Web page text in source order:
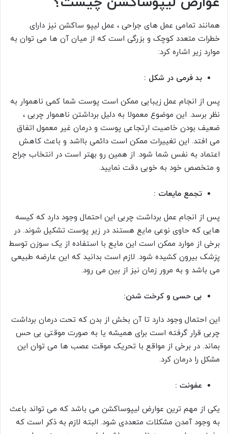
همانند تمامی عمل های جراحی ، عمل لیپو ساکشن نیز دارای
خطرات متعدد کوچک و بزرگی است که از میان آن ها می توان به
موارد زیر اشاره کرد:
بد فرمی در شکل :
پس از انجام عمل زیبایی ممکن است پوست شما کمی ناهموار به
نظر برسد. این موضوع معمولا به دلیل برداشتن ناهموار چربی ،
ضعیف بودن خاصیت ارتجاعی پوست و درمان غیر معمول اتفاق
می افتد. این تغییرات ممکن است دائمی بااشد و باعث کاهش
اعتماد به نفس شما شود. از همین رو بهتر است در انتخاب جراح
و متخصص خود به خوبی دقت نمایید.
تجمع مایعات :
پس از انجام عمل برداشت چربی این احتمال وجود دارد که کیسه
هایی که حاوی نوعی مایع هستند در زیر پوست تشکیل شوند. در
برخی از موارد ممکن است این مایع با استفاده از یک سوزن توسط
پزشک بیرون کشیده شود. لازم است بدانید که این عارضه طبیعی
می باشد و به مرور زمان نیز از بین می رود.
بی حسی و کرخت شدن:
این احتمال وجود دارد تا آن بخش از بدن که تحت درمان برداشت
چربی قرار گرفته است برای همیشه یا به صورت موقتی بی حس
بماند. در برخی از مواقع با تحریک موقت عصب ها می توان این
مشکل را درمان کرد.
عفونت :
یکی از مهم ترین عوارض لیپوساکشن می باشد که می تواند باعث
به وجود آمدن مشکلات متعددی شود. البته لازم به ذکر است که